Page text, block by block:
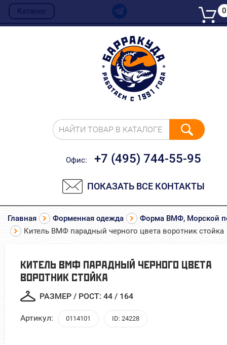
Каталог
НАЙТИ ТОВАР В КАТАЛОГЕ
Офис: +7 (495) 744-55-95
ПОКАЗАТЬ ВСЕ КОНТАКТЫ
0
Главная Форменная одежда
Форма ВМФ, Морской
Китель ВМФ парадный черного цвета воротник стойка
КИТЕЛЬ ВМФ ПАРАДНЫЙ ЧЕРНОГО ЦВЕТА
ВОРОТНИК СТОЙКА
РАЗМЕР / РОСТ: 44 / 164
Артикул: 0114101 ID: 24228